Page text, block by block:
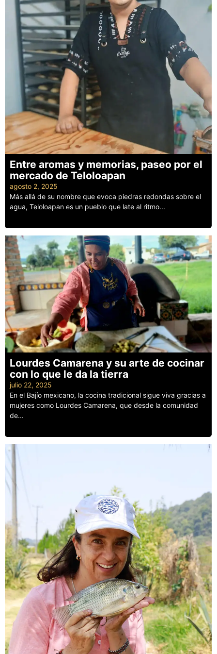
Entre aromas y memorias, paseo por el
mercado de Teloloapan
agosto 2, 2025
Más allá de su nombre que evoca piedras redondas sobre el
agua, Teloloapan es un pueblo que late al ritmo...
Lourdes Camarena y su arte de cocinar
con lo que le da la tierra
julio 22, 2025
En el Bajío mexicano, la cocina tradicional sigue viva gracias a
mujeres como Lourdes Camarena, que desde la comunidad
de...